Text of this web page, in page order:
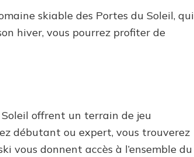
skiable des Portes du Soleil, qui
hiver, vous pourrez profiter de
offrent un terrain de jeu
débutant ou expert, vous trouverez
vous donnent accès à l’ensemble du